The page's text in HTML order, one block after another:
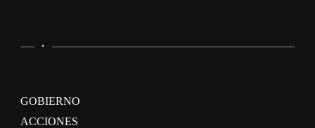
.
GOBIERNO
ACCIONES